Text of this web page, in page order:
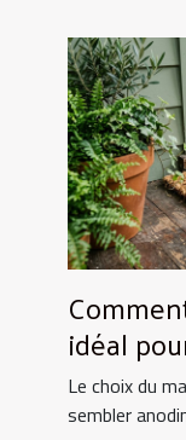
idéal
Le choix du
sembler